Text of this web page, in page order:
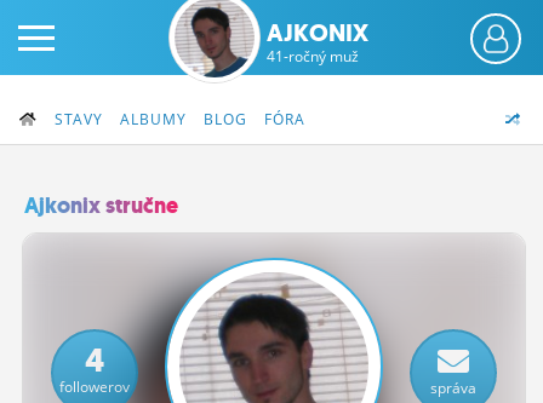
ČINŽIAK
FÓRUM
AJKONIX
41-ročný muž
STAVY ALBUMY BLOG FÓRA
Ajkonix stručne
4
followerov správa